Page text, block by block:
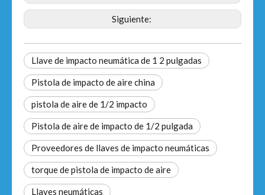
Siguiente:
Llave de impacto neumática de 1 2 pulgadas
Pistola de impacto de aire china
pistola de aire de 1/2 impacto
Pistola de aire de impacto de 1/2 pulgada
Proveedores de llaves de impacto neumáticas
torque de pistola de impacto de aire
Llaves neumáticas